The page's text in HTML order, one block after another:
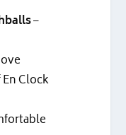
–
Clock